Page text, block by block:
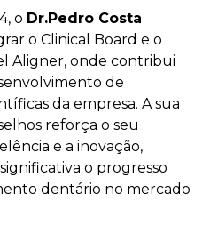
o Dr.Pedro Costa
o Clinical Board e o
Aligner, onde contribui
de
da empresa. A sua
reforça o seu
e a inovação,
o progresso
dentário no mercado